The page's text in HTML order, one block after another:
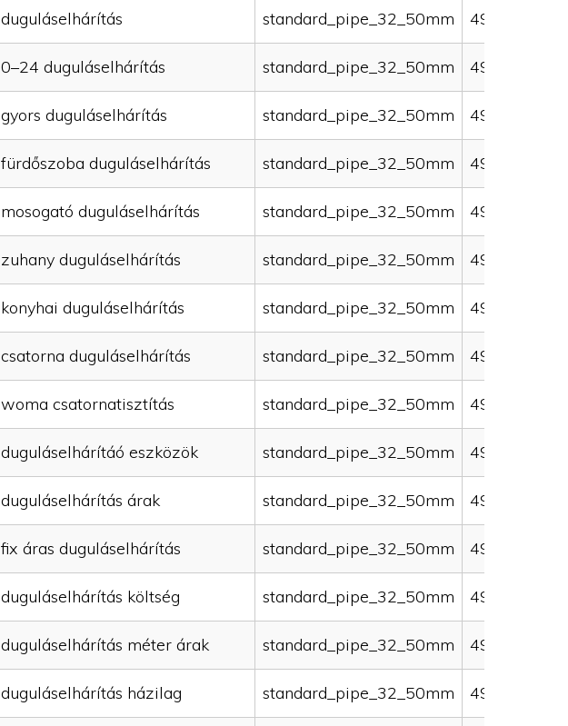
duguláselhárítás standard_pipe_32_50mm 49000
0–24 duguláselhárítás standard_pipe_32_50mm 49000
gyors duguláselhárítás standard_pipe_32_50mm 49000
fürdőszoba duguláselhárítás standard_pipe_32_50mm 49000
mosogató duguláselhárítás standard_pipe_32_50mm 49000
zuhany duguláselhárítás standard_pipe_32_50mm 49000
konyhai duguláselhárítás standard_pipe_32_50mm 49000
csatorna duguláselhárítás standard_pipe_32_50mm 49000
woma csatornatisztítás standard_pipe_32_50mm 49000
duguláselhárítáó eszközök standard_pipe_32_50mm 49000
duguláselhárítás árak standard_pipe_32_50mm 49000
fix áras duguláselhárítás standard_pipe_32_50mm 49000
duguláselhárítás költség standard_pipe_32_50mm 49000
duguláselhárítás méter árak standard_pipe_32_50mm 49000
duguláselhárítás házilag standard_pipe_32_50mm 49000